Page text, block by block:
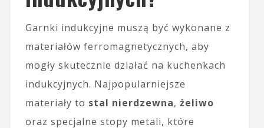
Garnki indukcyjne muszą być wykonane z
materiałów ferromagnetycznych, aby
mogły skutecznie działać na kuchenkach
indukcyjnych. Najpopularniejsze
materiały to stal nierdzewna, żeliwo
oraz specjalne stopy metali, które